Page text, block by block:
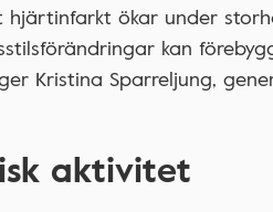
ökar under
kan
Kristina Sparreljung,
aktivitet